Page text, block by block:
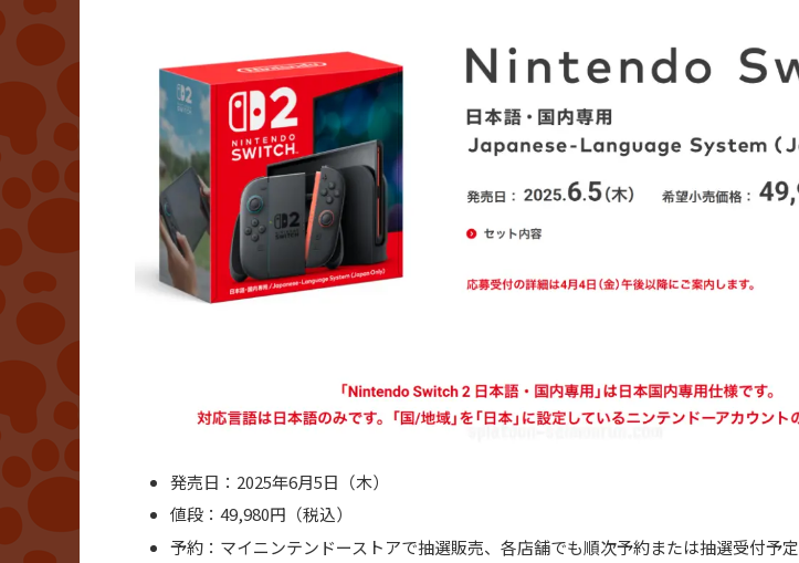
発売日：2025年6月5日（木）
値段：49,980円（税込）
予約：マイニンテンドーストアで抽選販売、各店舗でも順次予約または抽選受付予定